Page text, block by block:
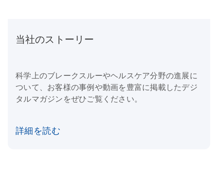
当社のストーリー
科学上のブレークスルーやヘルスケア分野の進展に
ついて、お客様の事例や動画を豊富に掲載したデジ
タルマガジンをぜひご覧ください。
詳細を読む